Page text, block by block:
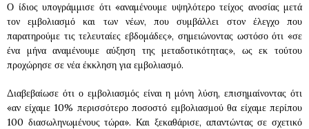
Ο ίδιος υπογράμμισε ότι «αναμένουμε υψηλότερο τείχος ανοσίας μετά
τον εμβολιασμό και των νέων, που συμβάλλει στον έλεγχο που
παρατηρούμε τις τελευταίες εβδομάδες», σημειώνοντας ωστόσο ότι «σε
ένα μήνα αναμένουμε αύξηση της μεταδοτικότητας», ως εκ τούτου
προχώρησε σε νέα έκκληση για εμβολιασμό.
Διαβεβαίωσε ότι ο εμβολιασμός είναι η μόνη λύση, επισημαίνοντας ότι
«αν είχαμε 10% περισσότερο ποσοστό εμβολιασμού θα είχαμε περίπου
100 διασωληνωμένους τώρα». Και ξεκαθάρισε, απαντώντας σε σχετικό